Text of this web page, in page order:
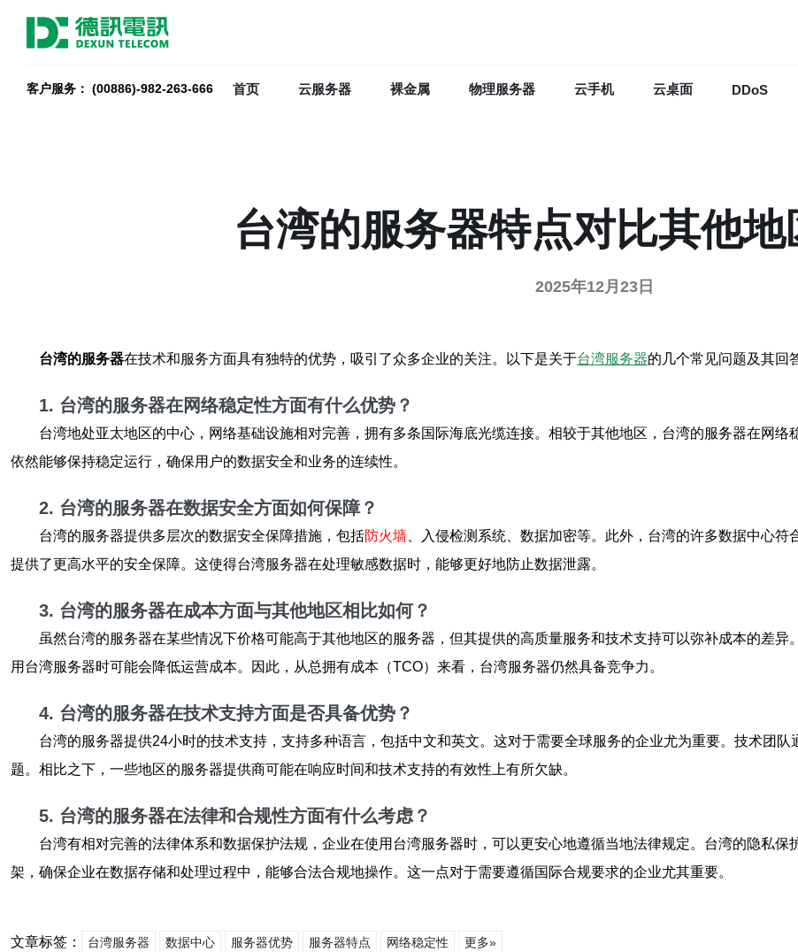
客户服务： (00886)-982-263-666 首页 云服务器 裸金属 物理服务器 云手机 云桌面 DDoS
台湾的服务器特点对比其他
2025年12月23日
台湾的服务器在技术和服务方面具有独特的优势，吸引了众多企业的关注。以下是关于台湾服务器的几个常见问题及其回
1. 台湾的服务器在网络稳定性方面有什么优势？
台湾地处亚太地区的中心，网络基础设施相对完善，拥有多条国际海底光缆连接。相较于其他地区，台湾的服务器在网络
依然能够保持稳定运行，确保用户的数据安全和业务的连续性。
2. 台湾的服务器在数据安全方面如何保障？
台湾的服务器提供多层次的数据安全保障措施，包括防火墙 、入侵检测系统、数据加密等。此外，台湾的许多数据中心
提供了更高水平的安全保障。这使得台湾服务器在处理敏感数据时，能够更好地防止数据泄露。
3. 台湾的服务器在成本方面与其他地区相比如何？
虽然台湾的服务器在某些情况下价格可能高于其他地区的服务器，但其提供的高质量服务和技术支持可以弥补成本的差
用台湾服务器时可能会降低运营成本。因此，从总拥有成本（TCO）来看，台湾服务器仍然具备竞争力。
4. 台湾的服务器在技术支持方面是否具备优势？
台湾的服务器提供24小时的技术支持，支持多种语言，包括中文和英文。这对于需要全球服务的企业尤为重要。技术团
题。相比之下，一些地区的服务器提供商可能在响应时间和技术支持的有效性上有所欠缺。
5. 台湾的服务器在法律和合规性方面有什么考虑？
台湾有相对完善的法律体系和数据保护法规，企业在使用台湾服务器时，可以更安心地遵循当地法律规定。台湾的隐私
架，确保企业在数据存储和处理过程中，能够合法合规地操作。这一点对于需要遵循国际合规要求的企业尤其重要。
文章标签： 台湾服务器 数据中心 服务器优势 服务器特点 网络稳定性 更多»